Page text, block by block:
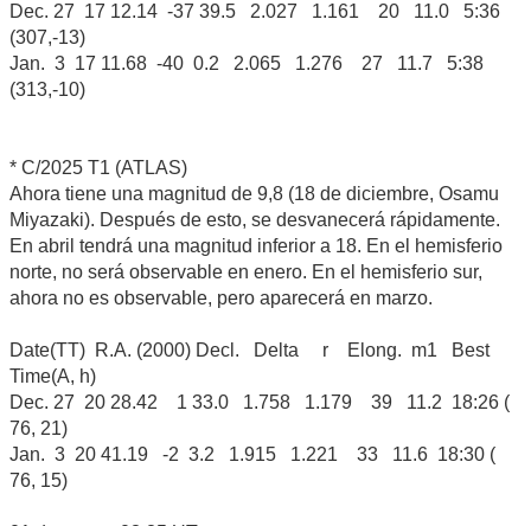
Dec. 27 17 12.14 -37 39.5 2.027 1.161 20 11.0 5:36
(307,-13)
Jan. 3 17 11.68 -40 0.2 2.065 1.276 27 11.7 5:38
(313,-10)
* C/2025 T1 (ATLAS)
Ahora tiene una magnitud de 9,8 (18 de diciembre, Osamu
Miyazaki). Después de esto, se desvanecerá rápidamente.
En abril tendrá una magnitud inferior a 18. En el hemisferio
norte, no será observable en enero. En el hemisferio sur,
ahora no es observable, pero aparecerá en marzo.
Date(TT) R.A. (2000) Decl. Delta r Elong. m1 Best
Time(A, h)
Dec. 27 20 28.42 1 33.0 1.758 1.179 39 11.2 18:26 (
76, 21)
Jan. 3 20 41.19 -2 3.2 1.915 1.221 33 11.6 18:30 (
76, 15)